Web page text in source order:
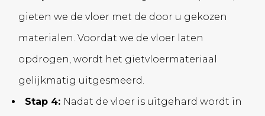
gieten we de vloer met de door u gekozen
materialen. Voordat we de vloer laten
opdrogen, wordt het gietvloermateriaal
gelijkmatig uitgesmeerd.
Stap 4: Nadat de vloer is uitgehard wordt in